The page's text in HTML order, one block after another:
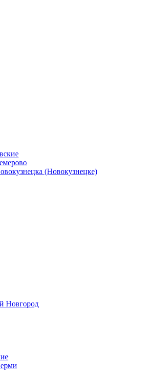
(Новокузнецке)
Новгород